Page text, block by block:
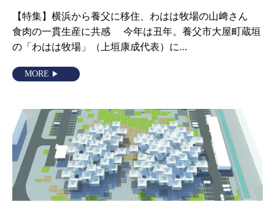
【特集】横浜から養父に移住、わはは牧場の山﨑さん
食肉の一貫生産に共感 今年は丑年。養父市大屋町蔵垣
の「わはは牧場」（上垣康成代表）に…
MORE